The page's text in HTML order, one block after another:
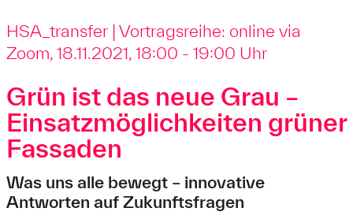
HSA_transfer | Vortragsreihe: online via
Zoom, 18.11.2021, 18:00 - 19:00 Uhr
Grün ist das neue Grau –
Einsatzmöglichkeiten grüner
Fassaden
Was uns alle bewegt – innovative
Antworten auf Zukunftsfragen